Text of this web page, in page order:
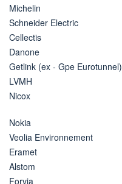
Michelin
Schneider Electric
Cellectis
Danone
Getlink (ex - Gpe Eurotunnel)
LVMH
Nicox
Nokia
Veolia Environnement
Eramet
Alstom
Forvia